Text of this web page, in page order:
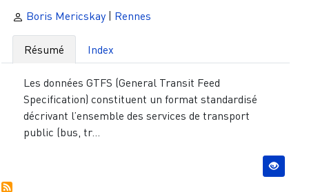
Boris Mericskay| Rennes
Résumé Index
Les données GTFS (General Transit Feed
Specification) constituent un format standardisé
décrivant l’ensemble des services de transport
public (bus, tr...